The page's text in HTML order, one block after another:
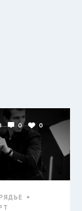
0 0